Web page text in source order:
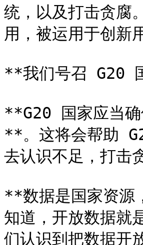
统，以及打击贪腐
用，被运用于创新
**我们号召 G20
**G20 国家应当确
**。这将会帮助
去认识不足，打击
**数据是国家资源
知道，开放数据就
们认识到把数据开